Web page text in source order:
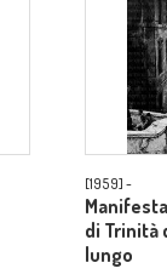
[1959] -
di Trinità
lungo